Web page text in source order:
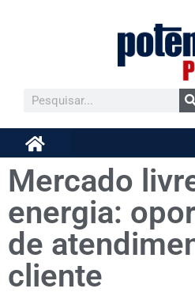
Mercado
energia:
de
cliente